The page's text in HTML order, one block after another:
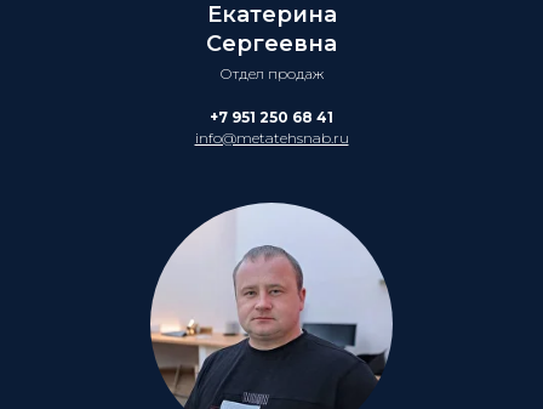
Екатерина
Сергеевна
Отдел продаж
+7 951 250 68 41
info@metatehsnab.ru